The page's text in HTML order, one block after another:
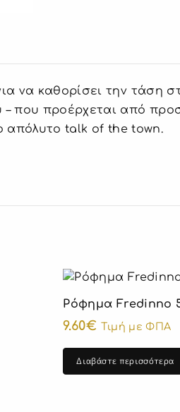
να καθορίσει την τάση
που προέρχεται από
απόλυτο talk of the town.
Ρόφημα Fredinno
9.60€ Τιμή με ΦΠΑ
Διαβάστε περισσότερα